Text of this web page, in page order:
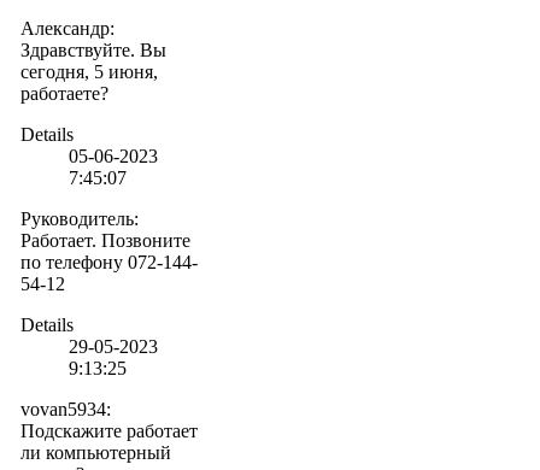
Александр:
Здравствуйте. Вы
сегодня, 5 июня,
работаете?
Details
05-06-2023
7:45:07
Руководитель:
Работает. Позвоните
по телефону 072-144-
54-12
Details
29-05-2023
9:13:25
vovan5934:
Подскажите работает
ли компьютерный